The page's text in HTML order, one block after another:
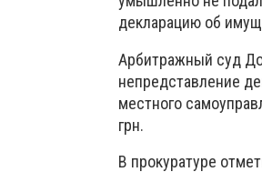
декларацию об
Арбитражный суд
непредставление
местного
грн.
В прокуратуре